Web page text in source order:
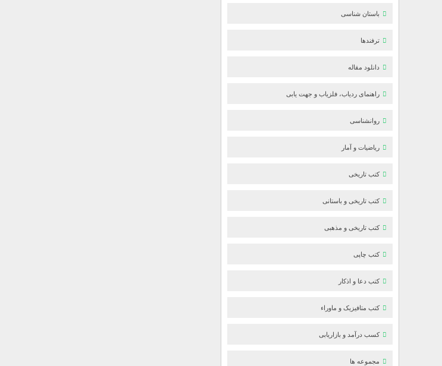
باستان شناسی
ترفندها
دانلود مقاله
راهنمای ردیاب، فلزیاب و جهت یابی
روانشناسی
ریاضیات و آمار
کتب تاریخی
کتب تاریخی و باستانی
کتب تاریخی و مذهبی
کتب چاپی
کتب دعا و اذکار
کتب متافیزیک و ماوراء
کسب درآمد و بازاریابی
مجموعه ها